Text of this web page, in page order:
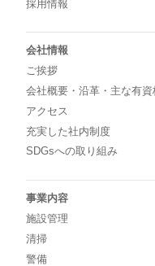
採用情報
会社情報
ご挨拶
会社概要・沿革・主な有資
アクセス
充実した社内制度
SDGsへの取り組み
事業内容
施設管理
清掃
警備